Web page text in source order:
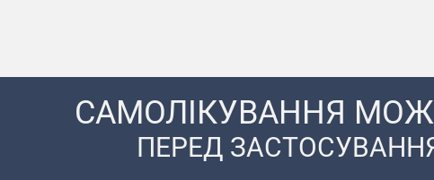
САМОЛІКУВАННЯ
ПЕРЕД